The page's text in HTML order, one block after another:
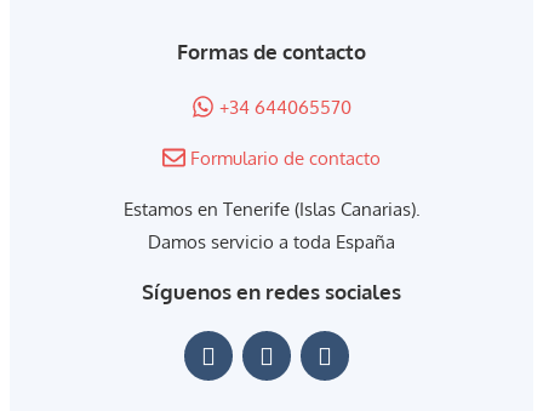
Formas de contacto
+34 644065570
Formulario de contacto
Estamos en Tenerife (Islas Canarias).
Damos servicio a toda España
Síguenos en redes sociales